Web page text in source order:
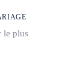
le plus